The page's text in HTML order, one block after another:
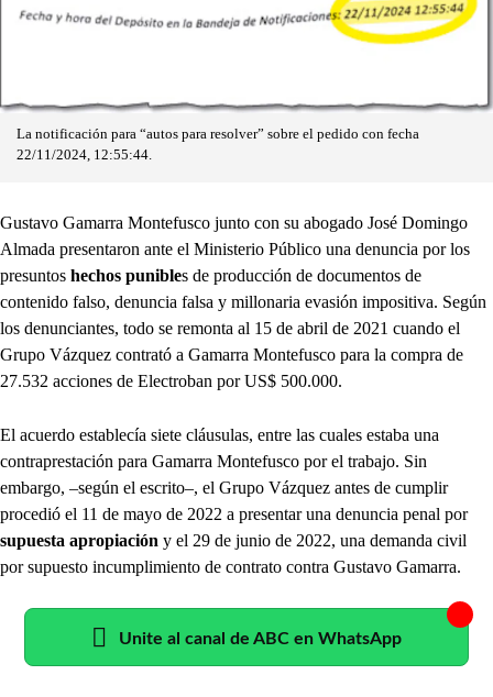
La notificación para “autos para resolver” sobre el pedido con fecha
22/11/2024, 12:55:44.
Gustavo Gamarra Montefusco junto con su abogado José Domingo
Almada presentaron ante el Ministerio Público una denuncia por los
presuntos hechos punibles de producción de documentos de
contenido falso, denuncia falsa y millonaria evasión impositiva. Según
los denunciantes, todo se remonta al 15 de abril de 2021 cuando el
Grupo Vázquez contrató a Gamarra Montefusco para la compra de
27.532 acciones de Electroban por US$ 500.000.
El acuerdo establecía siete cláusulas, entre las cuales estaba una
contraprestación para Gamarra Montefusco por el trabajo. Sin
embargo, –según el escrito–, el Grupo Vázquez antes de cumplir
procedió el 11 de mayo de 2022 a presentar una denuncia penal por
supuesta apropiación y el 29 de junio de 2022, una demanda civil
por supuesto incumplimiento de contrato contra Gustavo Gamarra.
Unite al canal de ABC en WhatsApp